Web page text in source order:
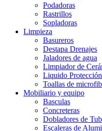
Podadoras
Rastrillos
Sopladoras
Limpieza
Basureros
Destapa Drenajes
Jaladores de agua
Limpiador de
Liquido
Toallas de
Mobiliario y equipo
Basculas
Concreteras
Dobladores de
Escaleras de